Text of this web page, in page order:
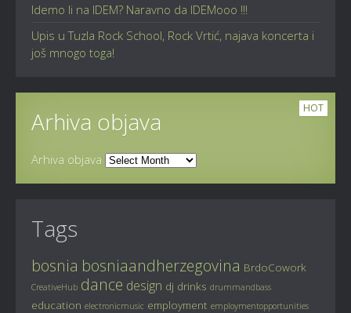
Idemo li na IDEM? Naravno da IDEMooo !!!
Upis u Tuzla Rock School, Rock Vrtić, najava koncerta i
još mnogo toga!
HOT
Arhiva objava
Arhiva objava
Tags
bosnia bosniaandherzegovina BrdoCowork
CreativeHub dance design dj drinks drummandbass
education electronicmusic employment employmentopportunities